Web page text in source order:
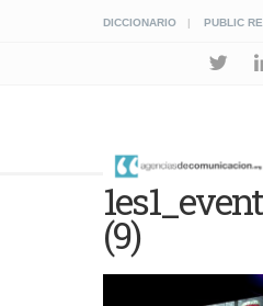
DICCIONARIO PUBLIC
(9)